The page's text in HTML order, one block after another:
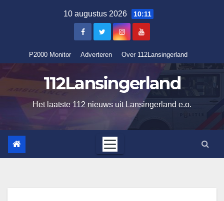
10 augustus 2026 10:11
P2000 Monitor Adverteren Over 112Lansingerland
112Lansingerland
Het laatste 112 nieuws uit Lansingerland e.o.